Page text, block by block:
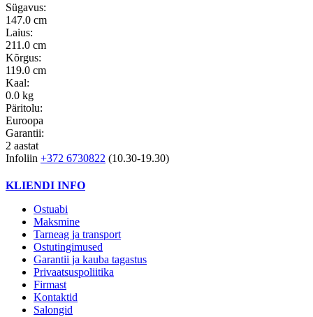
Sügavus:
147.0 cm
Laius:
211.0 cm
Kõrgus:
119.0 cm
Kaal:
0.0 kg
Päritolu:
Euroopa
Garantii:
2 aastat
Infoliin +372 6730822 (10.30-19.30)
KLIENDI INFO
Ostuabi
Maksmine
Tarneag ja transport
Ostutingimused
Garantii ja kauba tagastus
Privaatsuspoliitika
Firmast
Kontaktid
Salongid